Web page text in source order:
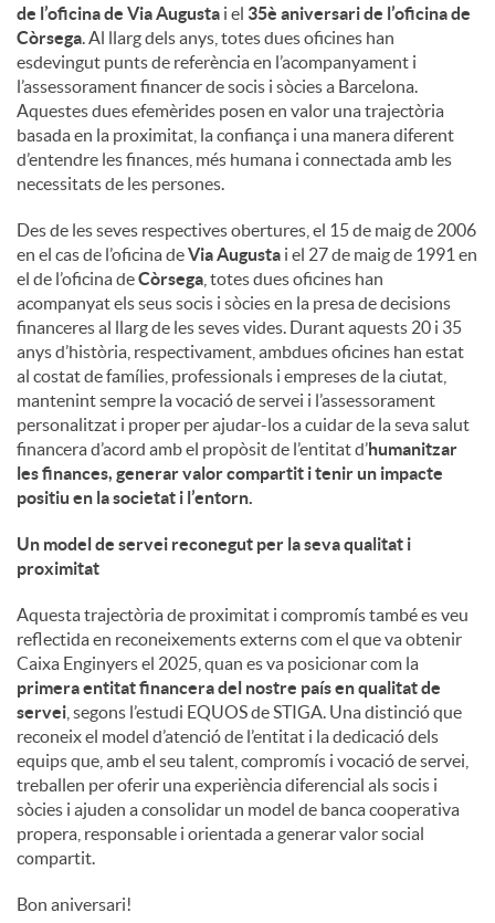
i
n
g
u
t
s
de l’oficina de Via Augusta i el 35è aniversari de l’oficina de
Còrsega. Al llarg dels anys, totes dues oficines han
esdevingut punts de referència en l’acompanyament i
l’assessorament financer de socis i sòcies a Barcelona.
Aquestes dues efemèrides posen en valor una trajectòria
basada en la proximitat, la confiança i una manera diferent
d’entendre les finances, més humana i connectada amb les
necessitats de les persones.
Des de les seves respectives obertures, el 15 de maig de 2006
en el cas de l’oficina deVia Augusta i el 27 de maig de 1991 en
el de l’oficina deCòrsega , totes dues oficines han
acompanyat els seus socis i sòcies en la presa de decisions
financeres al llarg de les seves vides. Durant aquests 20 i 35
anys d’història, respectivament, ambdues oficines han estat
al costat de famílies, professionals i empreses de la ciutat,
mantenint sempre la vocació de servei i l’assessorament
personalitzat i proper per ajudar-los a cuidar de la seva salut
financera d’acord amb el propòsit de l’entitat d’humanitzar
les finances, generar valor compartit i tenir un impacte
positiu en la societat i l’entorn.
Un model de servei reconegut per la seva qualitat i
proximitat
Aquesta trajectòria de proximitat i compromís també es veu
reflectida en reconeixements externs com el que va obtenir
Caixa Enginyers el 2025, quan es va posicionar com la
primera entitat financera del nostre país en qualitat de
servei , segons l’estudi EQUOS de STIGA. Una distinció que
reconeix el model d’atenció de l’entitat i la dedicació dels
equips que, amb el seu talent, compromís i vocació de servei,
treballen per oferir una experiència diferencial als socis i
sòcies i ajuden a consolidar un model de banca cooperativa
propera, responsable i orientada a generar valor social
compartit.
Bon aniversari!